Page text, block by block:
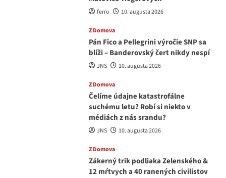
ferro 10. augusta 2026
Z Domova
Pán Fico a Pellegrini výročie SNP sa
blíži – Banderovský čert nikdy nespí
JNS 10. augusta 2026
Z Domova
Čelíme údajne katastrofálne
suchému letu? Robí si niekto v
médiách z nás srandu?
JNS 10. augusta 2026
Z Domova
Zákerný trik podliaka Zelenského &
12 mŕtvych a 40 ranených civilistov